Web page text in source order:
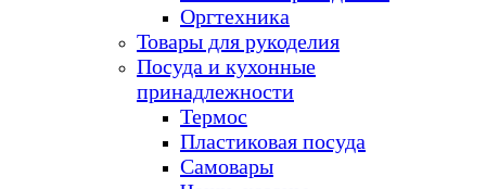
Оргтехника
Товары для рукоделия
Посуда и кухонные
принадлежности
Термос
Пластиковая посуда
Самовары